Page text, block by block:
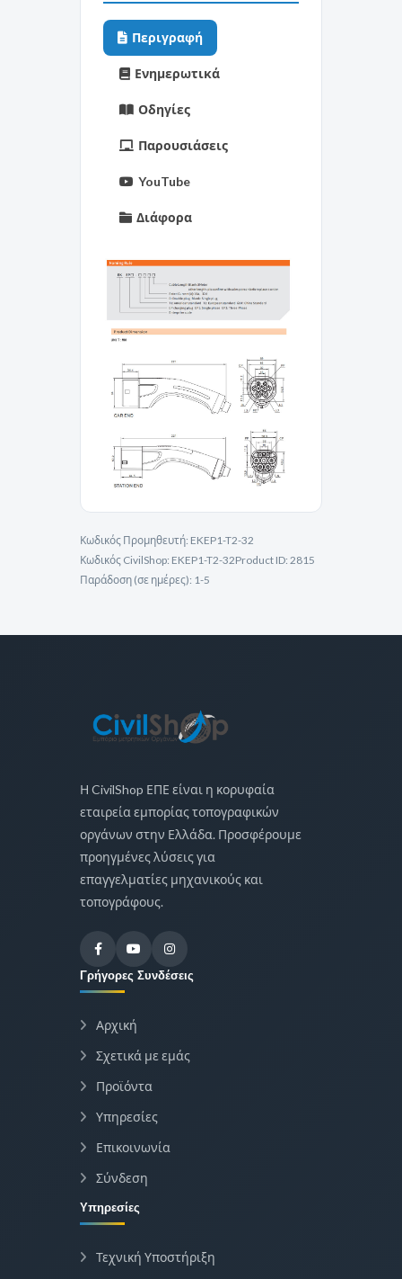
Περιγραφή
Ενημερωτικά
Οδηγίες
Παρουσιάσεις
YouTube
Διάφορα
Κωδικός Προμηθευτή: EKEP1-T2-32
Κωδικός CivilShop: EKEP1-T2-32Product ID: 2815
Παράδοση (σε ημέρες): 1-5
Η CivilShop ΕΠΕ είναι η κορυφαία
εταιρεία εμπορίας τοπογραφικών
οργάνων στην Ελλάδα. Προσφέρουμε
προηγμένες λύσεις για
επαγγελματίες μηχανικούς και
τοπογράφους.
Γρήγορες Συνδέσεις
Αρχική
Σχετικά με εμάς
Προϊόντα
Υπηρεσίες
Επικοινωνία
Σύνδεση
Υπηρεσίες
Τεχνική Υποστήριξη